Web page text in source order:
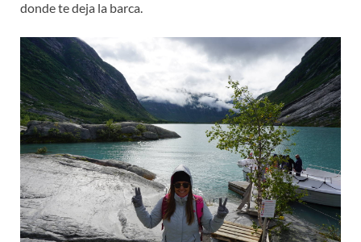
donde te deja la barca.